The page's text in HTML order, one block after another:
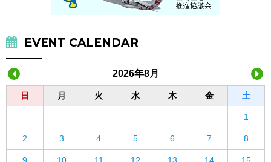
EVENT CALENDAR
2026年8月
日 月 火 水 木 金 土
1
2 3 4 5 6 7 8